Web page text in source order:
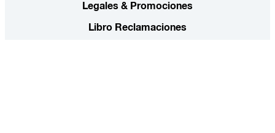
Legales & Promociones
Libro Reclamaciones